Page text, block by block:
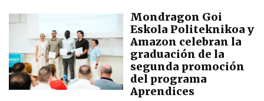
Mondragon Goi
Eskola Politeknikoa y
Amazon celebran la
graduación de la
segunda promoción
del programa
Aprendices